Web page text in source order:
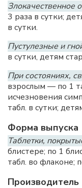
Злокачественное
3 раза в сутки;
в сутки.
Пустулезные и
в сутки, детям
При состояниях,
взрослым — по 1
исчезновения
табл. в сутки;
Форма выпуска
Таблетки,
блистере; по 1
табл. во флаконе;
Производитель